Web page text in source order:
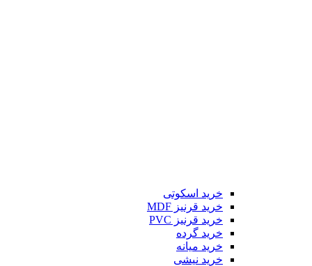
خرید اسکوتی
خرید قرنیز MDF
خرید قرنیز PVC
خرید گرده
خرید میانه
خرید نیشی